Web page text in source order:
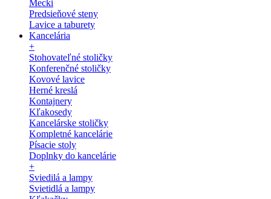
Mecki
Predsieňové steny
Lavice a taburety
Kancelária
+
Stohovateľné stoličky
Konferenčné stoličky
Kovové lavice
Herné kreslá
Kontajnery
Kľakosedy
Kancelárske stoličky
Kompletné kancelárie
Písacie stoly
Doplnky do kancelárie
+
Sviedilá a lampy
Svietidlá a lampy